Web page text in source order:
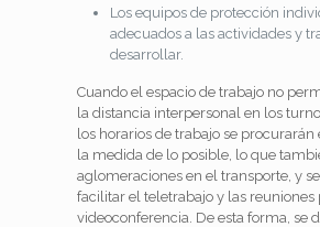
Los equipos de protección
adecuados a las actividades y
desarrollar.
Cuando el espacio de trabajo no
la distancia interpersonal en los
los horarios de trabajo se procurarán
la medida de lo posible, lo que
aglomeraciones en el transporte, y
facilitar el teletrabajo y las reuniones
videoconferencia. De esta forma, se